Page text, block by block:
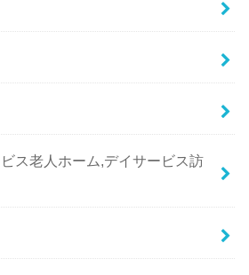
ス老人ホーム,デイサービス訪